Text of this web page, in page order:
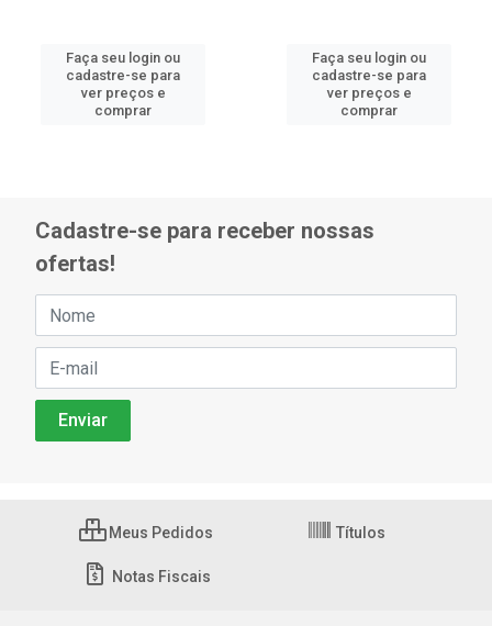
Faça seu login ou
cadastre-se para
ver preços e
comprar
Faça seu login ou
cadastre-se para
ver preços e
comprar
Cadastre-se para receber nossas
ofertas!
Meus Pedidos Títulos
Notas Fiscais